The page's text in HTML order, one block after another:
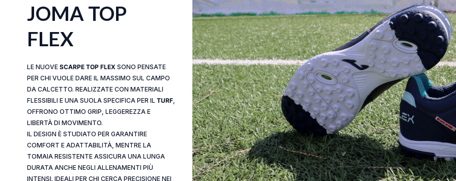
JOMA TOP
FLEX
LE NUOVE SCARPE TOP FLEX SONO PENSATE
PER CHI VUOLE DARE IL MASSIMO SUL CAMPO
DA CALCETTO. REALIZZATE CON MATERIALI
FLESSIBILI E UNA SUOLA SPECIFICA PER IL TURF,
OFFRONO OTTIMO GRIP, LEGGEREZZA E
LIBERTÀ DI MOVIMENTO.
IL DESIGN È STUDIATO PER GARANTIRE
COMFORT E ADATTABILITÀ, MENTRE LA
TOMAIA RESISTENTE ASSICURA UNA LUNGA
DURATA ANCHE NEGLI ALLENAMENTI PIÙ
INTENSI. IDEALI PER CHI CERCA PRECISIONE NEI